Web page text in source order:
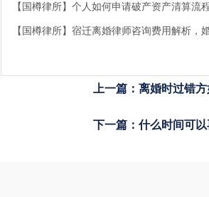
【国樽律所】个人如何申请破产资产清算流
【国樽律所】宿迁离婚律师咨询费用解析
上一篇：离婚时过错
下一篇：什么时间可